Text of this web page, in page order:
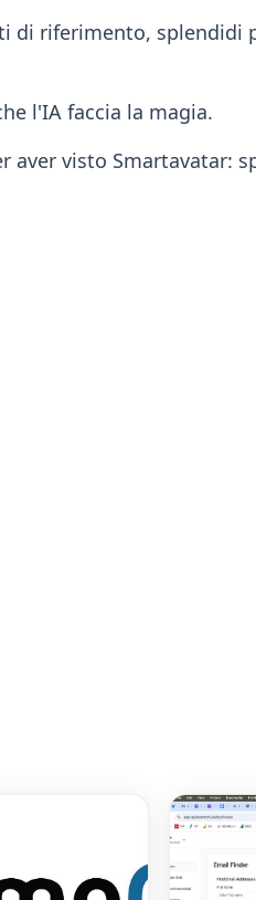
di riferimento, splendidi
l'IA faccia la magia.
aver visto Smartavatar: